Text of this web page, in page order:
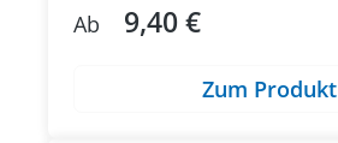
Regulärer Preis:
Ab 9,40 €
Zum Produkt